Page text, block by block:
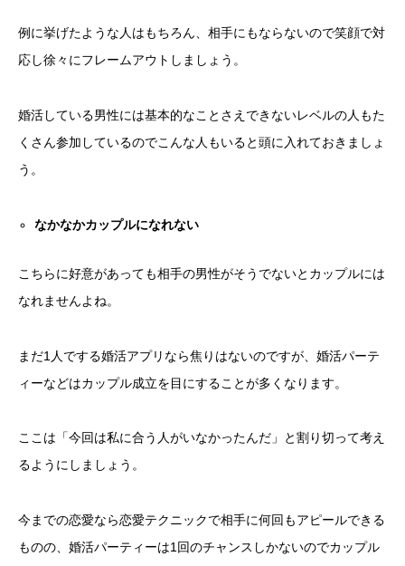
例に挙げたような人はもちろん、相手にもならないので笑顔で対
応し徐々にフレームアウトしましょう。
婚活している男性には基本的なことさえできないレベルの人もた
くさん参加しているのでこんな人もいると頭に入れておきましょ
う。
なかなかカップルになれない
こちらに好意があっても相手の男性がそうでないとカップルには
なれませんよね。
まだ1人でする婚活アプリなら焦りはないのですが、婚活パーテ
ィーなどはカップル成立を目にすることが多くなります。
ここは「今回は私に合う人がいなかったんだ」と割り切って考え
るようにしましょう。
今までの恋愛なら恋愛テクニックで相手に何回もアピールできる
ものの、婚活パーティーは1回のチャンスしかないのでカップル